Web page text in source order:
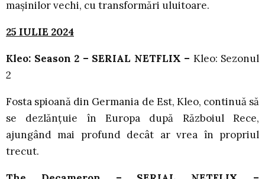
mașinilor vechi, cu transformări uluitoare.
25 IULIE 2024
Kleo: Season 2 – SERIAL NETFLIX – Kleo: Sezonul
2
Fosta spioană din Germania de Est, Kleo, continuă să
se dezlănțuie în Europa după Războiul Rece,
ajungând mai profund decât ar vrea în propriul
trecut.